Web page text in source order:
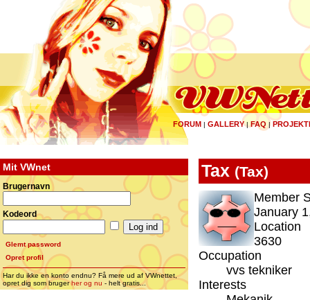
FORUM | GALLERY|FAQ |
Mit VWnet
Brugernavn
Kodeord
Glemt password
Opret profil
Har du ikke en konto endnu? Få mere ud af VWnettet,
opret dig som brugerher og nu - helt gratis...
Tax (Tax)
Member
January
Location
3630
Occupation
vvs tekniker
Interests